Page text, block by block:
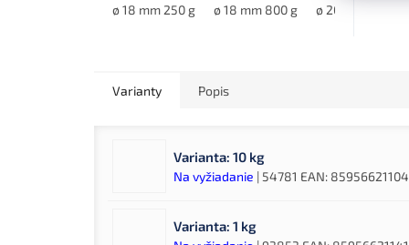
ø 18 mm 250 g ø 18 mm 800 g ø 20 mm 800 g
Varianty Popis
Varianta: 10 kg
Na vyžiadanie | 54781 EAN:
Varianta: 1 kg